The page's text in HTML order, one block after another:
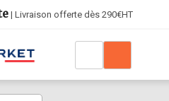
| Livraison offerte dès 290€HT